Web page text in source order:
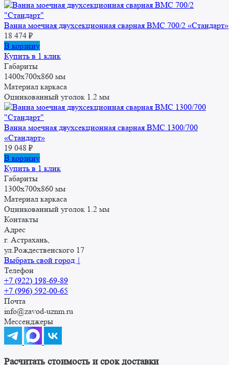
Ванна моечная двухсекционная сварная ВМС 700/2 «Стандарт»
18 474 ₽
В корзину
Купить в 1 клик
Габариты
1400x700x860 мм
Материал каркаса
Оцинкованный уголок 1.2 мм
Ванна моечная двухсекционная сварная ВМС 1300/700
«Стандарт»
19 048 ₽
В корзину
Купить в 1 клик
Габариты
1300x700x860 мм
Материал каркаса
Оцинкованный уголок 1.2 мм
Контакты
Адрес
г. Астрахань,
ул.Рождественского 17
Выбрать свой город ↓
Телефон
+7 (922) 198-69-89
+7 (996) 592-00-65
Почта
info@zavod-uznm.ru
Мессенджеры
Расчитать стоимость и срок доставки